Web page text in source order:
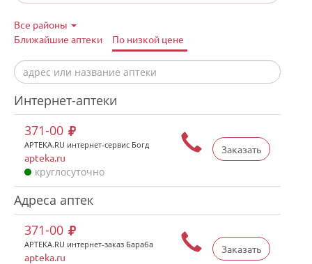
Все районы
Ближайшие аптеки
По низкой цене
Интернет-аптеки
Заказать
371-00
APTEKA.RU интернет-сервис Богд
apteka.ru
круглосуточно
Адреса аптек
Заказать
371-00
APTEKA.RU интернет-заказ Бараба
apteka.ru